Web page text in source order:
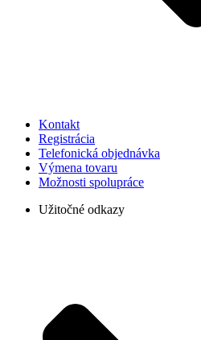
Kontakt
Registrácia
Telefonická objednávka
Výmena tovaru
Možnosti spolupráce
Užitočné odkazy